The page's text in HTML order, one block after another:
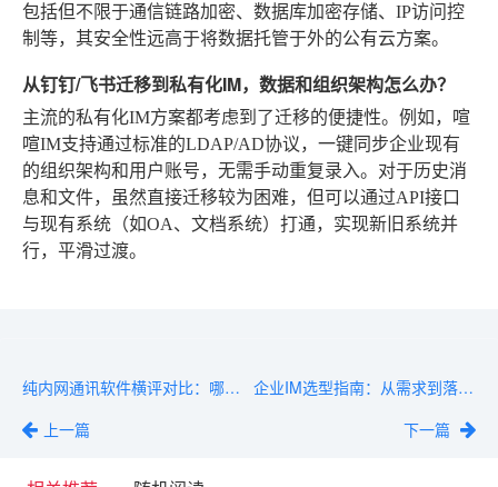
包括但不限于通信链路加密、数据库加密存储、IP访问控
制等，其安全性远高于将数据托管于外的公有云方案。
从钉钉/飞书迁移到私有化IM，数据和组织架构怎么办？
主流的私有化IM方案都考虑到了迁移的便捷性。例如，喧
喧IM支持通过标准的LDAP/AD协议，一键同步企业现有
的组织架构和用户账号，无需手动重复录入。对于历史消
息和文件，虽然直接迁移较为困难，但可以通过API接口
与现有系统（如OA、文档系统）打通，实现新旧系统并
行，平滑过渡。
纯内网通讯软件横评对比：哪款更适合你的企业？
上一篇
企业IM选型指南：从需求到落地的完整流程
下一篇